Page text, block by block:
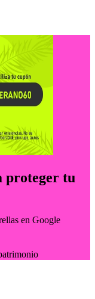
proteger tu
en Google